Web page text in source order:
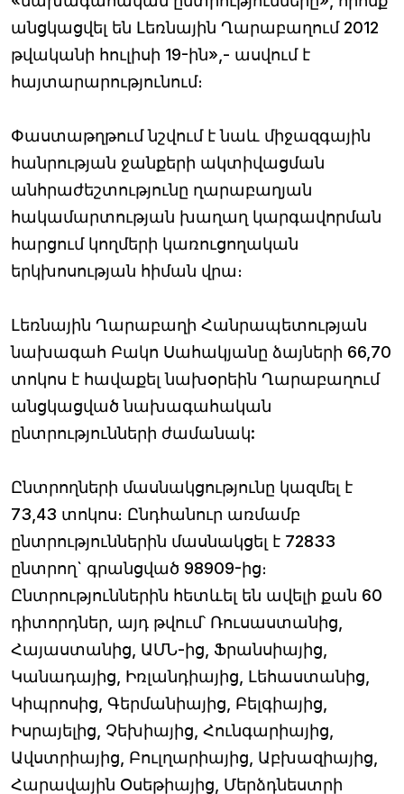
անցկացվել են Լեռնային Ղարաբաղում 2012
թվականի հուլիսի 19-ին»,- ասվում է
հայտարարությունում։
Փաստաթղթում նշվում է նաև միջազգային
հանրության ջանքերի ակտիվացման
անհրաժեշտությունը ղարաբաղյան
հակամարտության խաղաղ կարգավորման
հարցում կողմերի կառուցողական
երկխոսության հիման վրա։
Լեռնային Ղարաբաղի Հանրապետության
նախագահ Բակո Սահակյանը ձայների 66,70
տոկոս է հավաքել նախօրեին Ղարաբաղում
անցկացված նախագահական
ընտրությունների ժամանակ:
Ընտրողների մասնակցությունը կազմել է
73,43 տոկոս։ Ընդհանուր առմամբ
ընտրություններին մասնակցել է 72833
ընտրող` գրանցված 98909-ից։
Ընտրություններին հետևել են ավելի քան 60
դիտորդներ, այդ թվում՝ Ռուսաստանից,
Հայաստանից, ԱՄՆ-ից, Ֆրանսիայից,
Կանադայից, Իռլանդիայից, Լեհաստանից,
Կիպրոսից, Գերմանիայից, Բելգիայից,
Իսրայելից, Չեխիայից, Հունգարիայից,
Ավստրիայից, Բուլղարիայից, Աբխազիայից,
Հարավային Օսեթիայից, Մերձդնեստրի